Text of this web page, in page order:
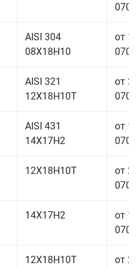
AISI 304
08Х18Н10
от
AISI 321
12Х18Н10Т
от
AISI 431
14Х17Н2
от
12Х18Н10Т
от
14Х17Н2
от
12Х18Н10Т
от